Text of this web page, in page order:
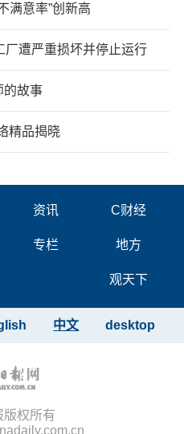
满意率”创新高
厂遭严重损坏并停止运行
的故事
精品揭晓
资讯 C财经
专栏 地方
观天下
desktop
中文
版权所有